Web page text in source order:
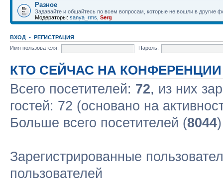
Разное
Задавайте и общайтесь по всем вопросам, которые не вошли в другие
Модераторы: sanya_rms Serg
ВХОД • РЕГИСТРАЦИЯ
Имя пользователя:
Пароль:
КТО СЕЙЧАС НА КОНФЕРЕНЦИИ
Всего посетителей: 72, из них
гостей: 72 (основано на
Больше всего посетителей (8044
Зарегистрированные
пользователей